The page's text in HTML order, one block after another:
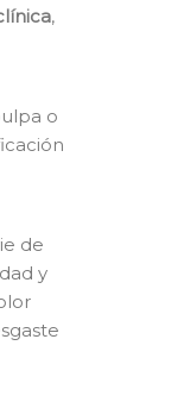
,
o
de
y